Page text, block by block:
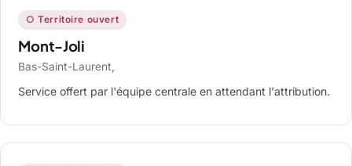
○ Territoire ouvert
Mont-Joli
Bas-Saint-Laurent,
Service offert par l'équipe centrale en attendant l'attribution.